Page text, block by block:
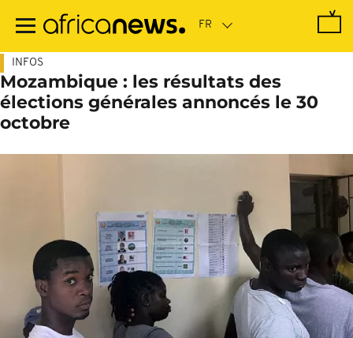
contenu
INFOS
Mozambique : les résultats des
élections générales annoncés le 30
octobre